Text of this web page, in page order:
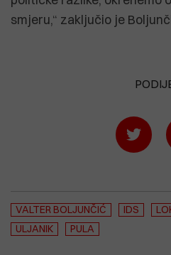
smjeru,“ zaključio je
VALTER BOLJUNČIĆ IDS
ULJANIK
PULA